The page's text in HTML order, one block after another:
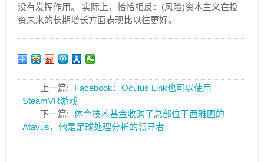
没有发挥作用。 实际上，恰恰相反：(风险)资本主义在投
资未来的长期增长方面表现比以往更好。
上一篇:
Facebook：Oculus Link也可以使用
SteamVR游戏
下一篇: 体育技术基金收购了总部位于西雅图的
Atavus，他是足球处理分析的领导者